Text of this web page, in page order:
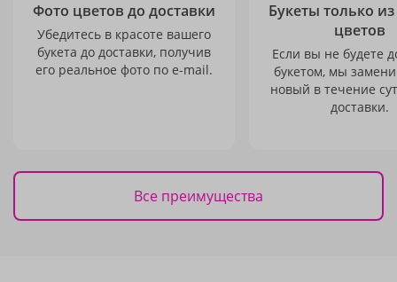
Фото цветов до доставки
Убедитесь в красоте вашего
букета до доставки, получив
его реальное фото по e-mail.
Букеты только
цветов
Если вы не будете
букетом, мы
новый в течение
доставки.
Все преимущества